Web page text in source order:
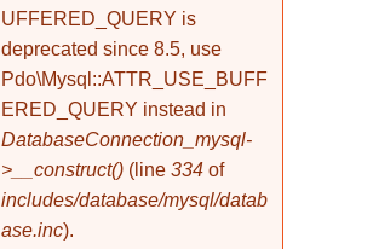
UFFERED_QUERY is
deprecated since 8.5, use
Pdo\Mysql::ATTR_USE_BUFF
ERED_QUERY instead in
DatabaseConnection_mysql-
>__construct() (line 334 of
includes/database/mysql/datab
ase.inc).